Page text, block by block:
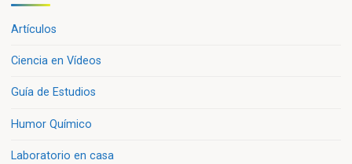
Artículos
Ciencia en Vídeos
Guía de Estudios
Humor Químico
Laboratorio en casa